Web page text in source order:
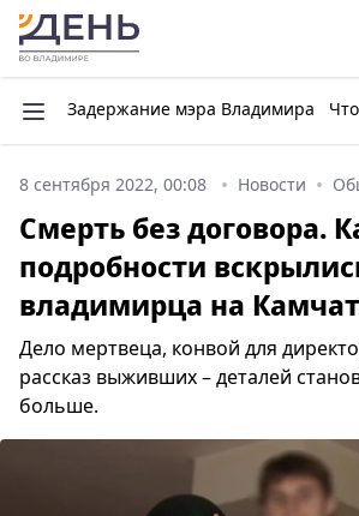
Задержание мэра Владимира
8 сентября 2022, 00:08 Новости
Смерть без договора.
подробности
владимирца на
Дело мертвеца, конвой для
рассказ выживших – деталей
больше.